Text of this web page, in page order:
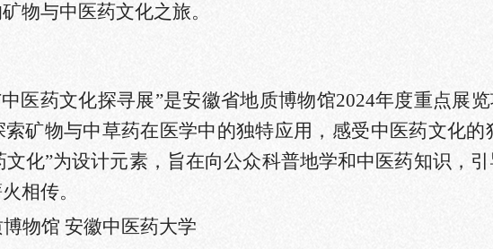
矿物与中医药文化之旅。
医药文化探寻展”是安徽省地质博物馆2024年度重点展
矿物与中草药在医学中的独特应用，感受中医药文化的
文化”为设计元素，旨在向公众科普地学和中医药知识，
相传。
物馆 安徽中医药大学